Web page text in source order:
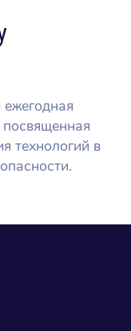
технологий в